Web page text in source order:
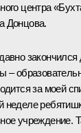
центра
Донцова.
–
за моей
учреждение.